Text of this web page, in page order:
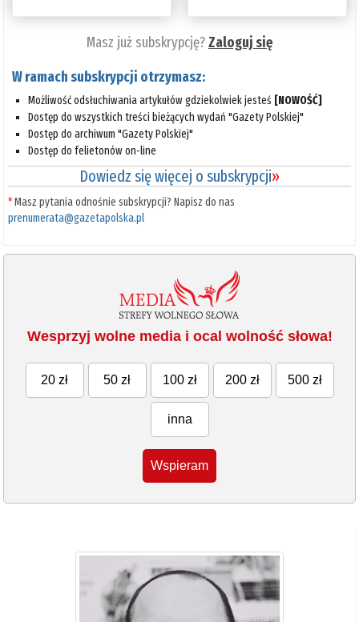
Masz już subskrypcję?Zaloguj się
W ramach subskrypcji otrzymasz:
Możliwość odsłuchiwania artykułów gdziekolwiek jesteś [NOWOŚĆ]
Dostęp do wszystkich treści bieżących wydań "Gazety Polskiej"
Dostęp do archiwum "Gazety Polskiej"
Dostęp do felietonów on-line
Dowiedz się więcej o subskrypcji»
*Masz pytania odnośnie subskrypcji? Napisz do nas
prenumerata@gazetapolska.pl
Wesprzyj wolne media i ocal wolność słowa!
20 zł 50 zł 100 zł 200 zł 500 zł
inna
Wspieram